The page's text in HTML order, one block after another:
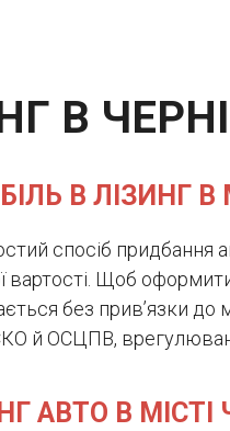
В
В ЛІЗИНГ В
спосіб придбання
вартості. Щоб
без прив’язки до
й ОСЦПВ,
АВТО В МІСТІ